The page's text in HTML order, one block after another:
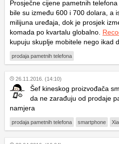
Prosječne cijene pametnih
bile su između 600 i 700 dolara, a
milijuna uređaja, dok je prosjek
komada po kvartalu globalno.
kupuju skuplje mobitele nego ikad
prodaja pametnih telefona
26.11.2016. (14:10)
Šef kineskog proizvođača
da ne zarađuju od prodaje
namjera
prodaja pametnih telefona smartphone